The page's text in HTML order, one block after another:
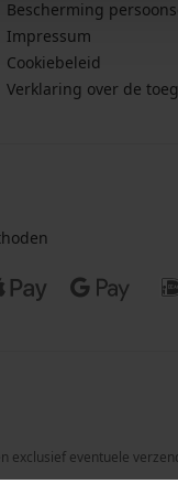
Bescherming
Impressum
Cookiebeleid
Verklaring over de
exclusief eventuele